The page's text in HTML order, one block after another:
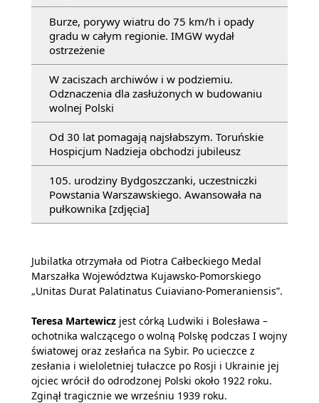
Burze, porywy wiatru do 75 km/h i opady
gradu w całym regionie. IMGW wydał
ostrzeżenie
W zaciszach archiwów i w podziemiu.
Odznaczenia dla zasłużonych w budowaniu
wolnej Polski
Od 30 lat pomagają najsłabszym. Toruńskie
Hospicjum Nadzieja obchodzi jubileusz
105. urodziny Bydgoszczanki, uczestniczki
Powstania Warszawskiego. Awansowała na
pułkownika [zdjęcia]
Jubilatka otrzymała od Piotra Całbeckiego Medal
Marszałka Województwa Kujawsko-Pomorskiego
„Unitas Durat Palatinatus Cuiaviano-Pomeraniensis”.
Teresa Martewicz jest córką Ludwiki i Bolesława –
ochotnika walczącego o wolną Polskę podczas I wojny
światowej oraz zesłańca na Sybir. Po ucieczce z
zesłania i wieloletniej tułaczce po Rosji i Ukrainie jej
ojciec wrócił do odrodzonej Polski około 1922 roku.
Zginął tragicznie we wrześniu 1939 roku.